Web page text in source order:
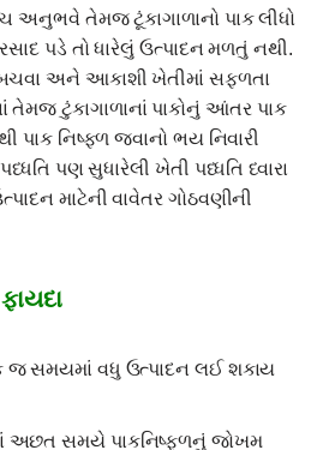
અનુભવે તેમજ ટૂંકાગાળાનો પાક લીધો
પડે તો ધારેલું ઉત્પાદન મળતું નથી.
અને આકાશી ખેતીમાં સફળતા
તેમજ ટુંકાગાળાનાં પાકોનું આંતર પાક
પાક નિષ્ફળ જવાનો ભય નિવારી
પણ સુધારેલી ખેતી પધ્ધતિ ધ્વારા
માટેની વાવેતર ગોઠવણીની
જ સમયમાં વધુ ઉત્પાદન લઈ શકાય
અછત સમયે પાકનિષ્ફળનું જોખમ